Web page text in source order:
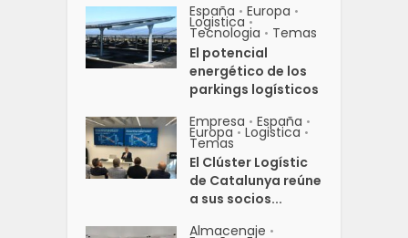
España • Europa •
Logistica •
Tecnologia • Temas
El potencial
energético de los
parkings logísticos
Empresa • España •
Europa • Logistica •
Temas
El Clúster Logístic
de Catalunya reúne
a sus socios...
Almacenaje •